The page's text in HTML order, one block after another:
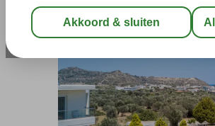
Evita Hotel
Logies en ontbijt Hotel